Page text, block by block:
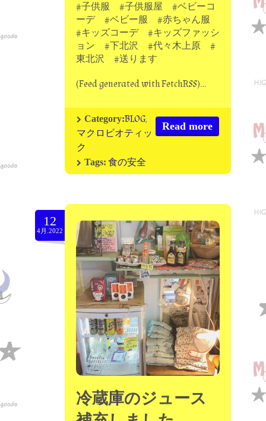
#子供服 #子供服屋 #ベビーコ
ーデ #ベビー服 #赤ちゃん服
#キッズコーデ #キッズファッシ
ョン #下北沢 #代々木上原 #
東北沢 #送ります
(Feed generated with FetchRSS)…
Read more
Category:BLOG,
マクロビオティッ
ク
Tags: 食の安全
12
4月.2022
冷蔵庫のジュース